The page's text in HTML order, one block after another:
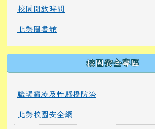
校園開放時間
北勢圖書館
校園安全專區
職場霸凌及性騷擾防治
北勢校園安全網